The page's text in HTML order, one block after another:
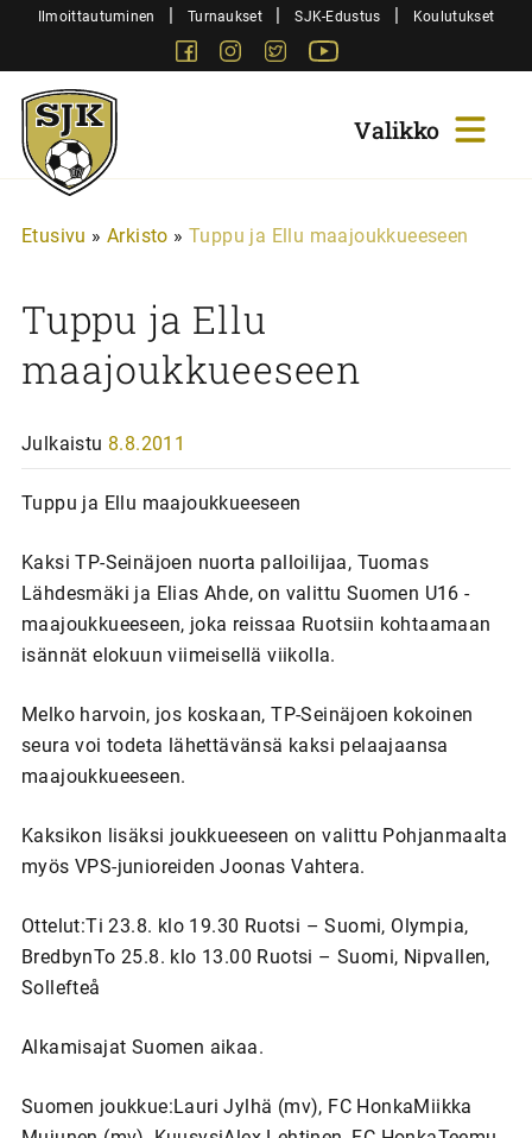
SiirryIlmoittautuminen | Turnaukset | SJK-Edustus | Koulutukset
FacebookInstagram
Twitter
Sjk-
Juniorit
Etusivu » Arkisto » Tuppu ja Ellu maajoukkueeseen
Tuppu ja Ellu
maajoukkueeseen
Julkaistu 8.8.2011
Tuppu ja Ellu maajoukkueeseen
Kaksi TP-Seinäjoen nuorta palloilijaa, Tuomas
Lähdesmäki ja Elias Ahde, on valittu Suomen U16 -
maajoukkueeseen, joka reissaa Ruotsiin kohtaamaan
isännät elokuun viimeisellä viikolla.
Melko harvoin, jos koskaan, TP-Seinäjoen kokoinen
seura voi todeta lähettävänsä kaksi pelaajaansa
maajoukkueeseen.
Kaksikon lisäksi joukkueeseen on valittu Pohjanmaalta
myös VPS-junioreiden Joonas Vahtera.
Ottelut:Ti 23.8. klo 19.30 Ruotsi – Suomi, Olympia,
BredbynTo 25.8. klo 13.00 Ruotsi – Suomi, Nipvallen,
Sollefteå
Alkamisajat Suomen aikaa.
Suomen joukkue:Lauri Jylhä (mv), FC HonkaMiikka